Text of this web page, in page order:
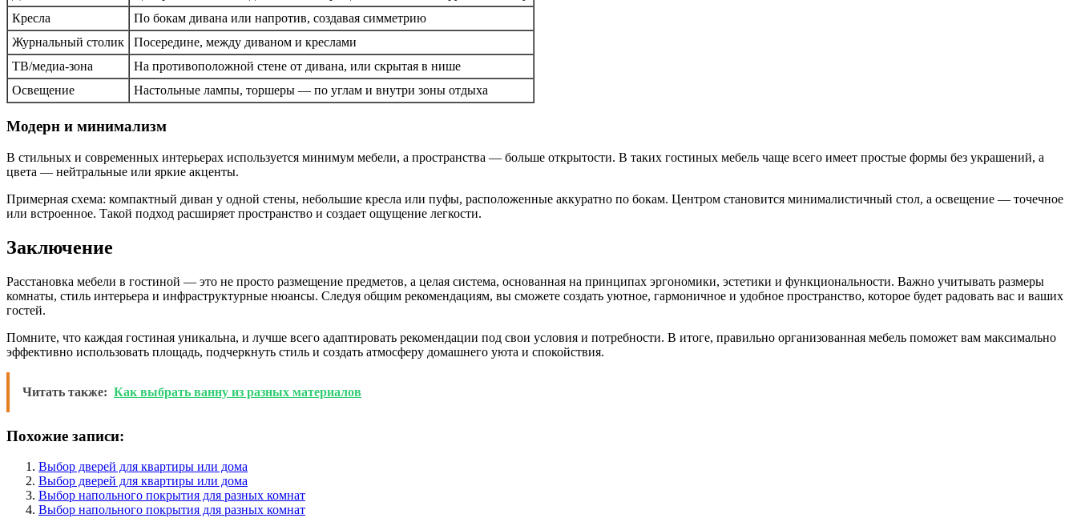
Кресла
По бокам дивана или напротив, создавая симметрию
Журнальный столик
Посередине, между диваном и креслами
ТВ/медиа-зона
На противоположной стене от дивана, или скрытая в нише
Освещение
Настольные лампы, торшеры — по углам и внутри зоны отдыха
Модерн и минимализм
В стильных и современных интерьерах используется минимум мебели, а пространства — больше открытости. В таких гостиных мебель чаще всего имеет простые формы без украшений, а
цвета — нейтральные или яркие акценты.
Примерная схема: компактный диван у одной стены, небольшие кресла или пуфы, расположенные аккуратно по бокам. Центром становится минималистичный стол, а освещение — точечное
или встроенное. Такой подход расширяет пространство и создает ощущение легкости.
Заключение
Расстановка мебели в гостиной — это не просто размещение предметов, а целая система, основанная на принципах эргономики, эстетики и функциональности. Важно учитывать размеры
комнаты, стиль интерьера и инфраструктурные нюансы. Следуя общим рекомендациям, вы сможете создать уютное, гармоничное и удобное пространство, которое будет радовать вас и ваших
гостей.
Помните, что каждая гостиная уникальна, и лучше всего адаптировать рекомендации под свои условия и потребности. В итоге, правильно организованная мебель поможет вам максимально
эффективно использовать площадь, подчеркнуть стиль и создать атмосферу домашнего уюта и спокойствия.
Читать также: Как выбрать ванну из разных материалов
Похожие записи:
Выбор дверей для квартиры или дома
Выбор дверей для квартиры или дома
Выбор напольного покрытия для разных комнат
Выбор напольного покрытия для разных комнат